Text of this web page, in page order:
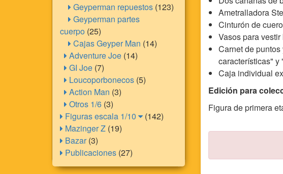
Ametralladora
Cinturón de cuero
Vasos para
Carnet de
características" y
Caja individual
Edición para
Figura de primera
Geyperman repuestos (123)
Geyperman partes
cuerpo (25)
Cajas Geyper Man (14)
Adventure Joe (14)
GI Joe (7)
Loucoporbonecos (5)
Action Man (3)
Otros 1/6 (3)
Figuras escala 1/10
(142)
Mazinger Z (19)
Bazar(3)
Publicaciones (27)